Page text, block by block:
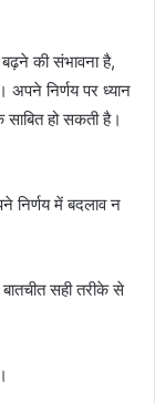
की संभावना है,
निर्णय पर ध्यान
हो सकती है।
निर्णय में बदलाव न
सही तरीके से